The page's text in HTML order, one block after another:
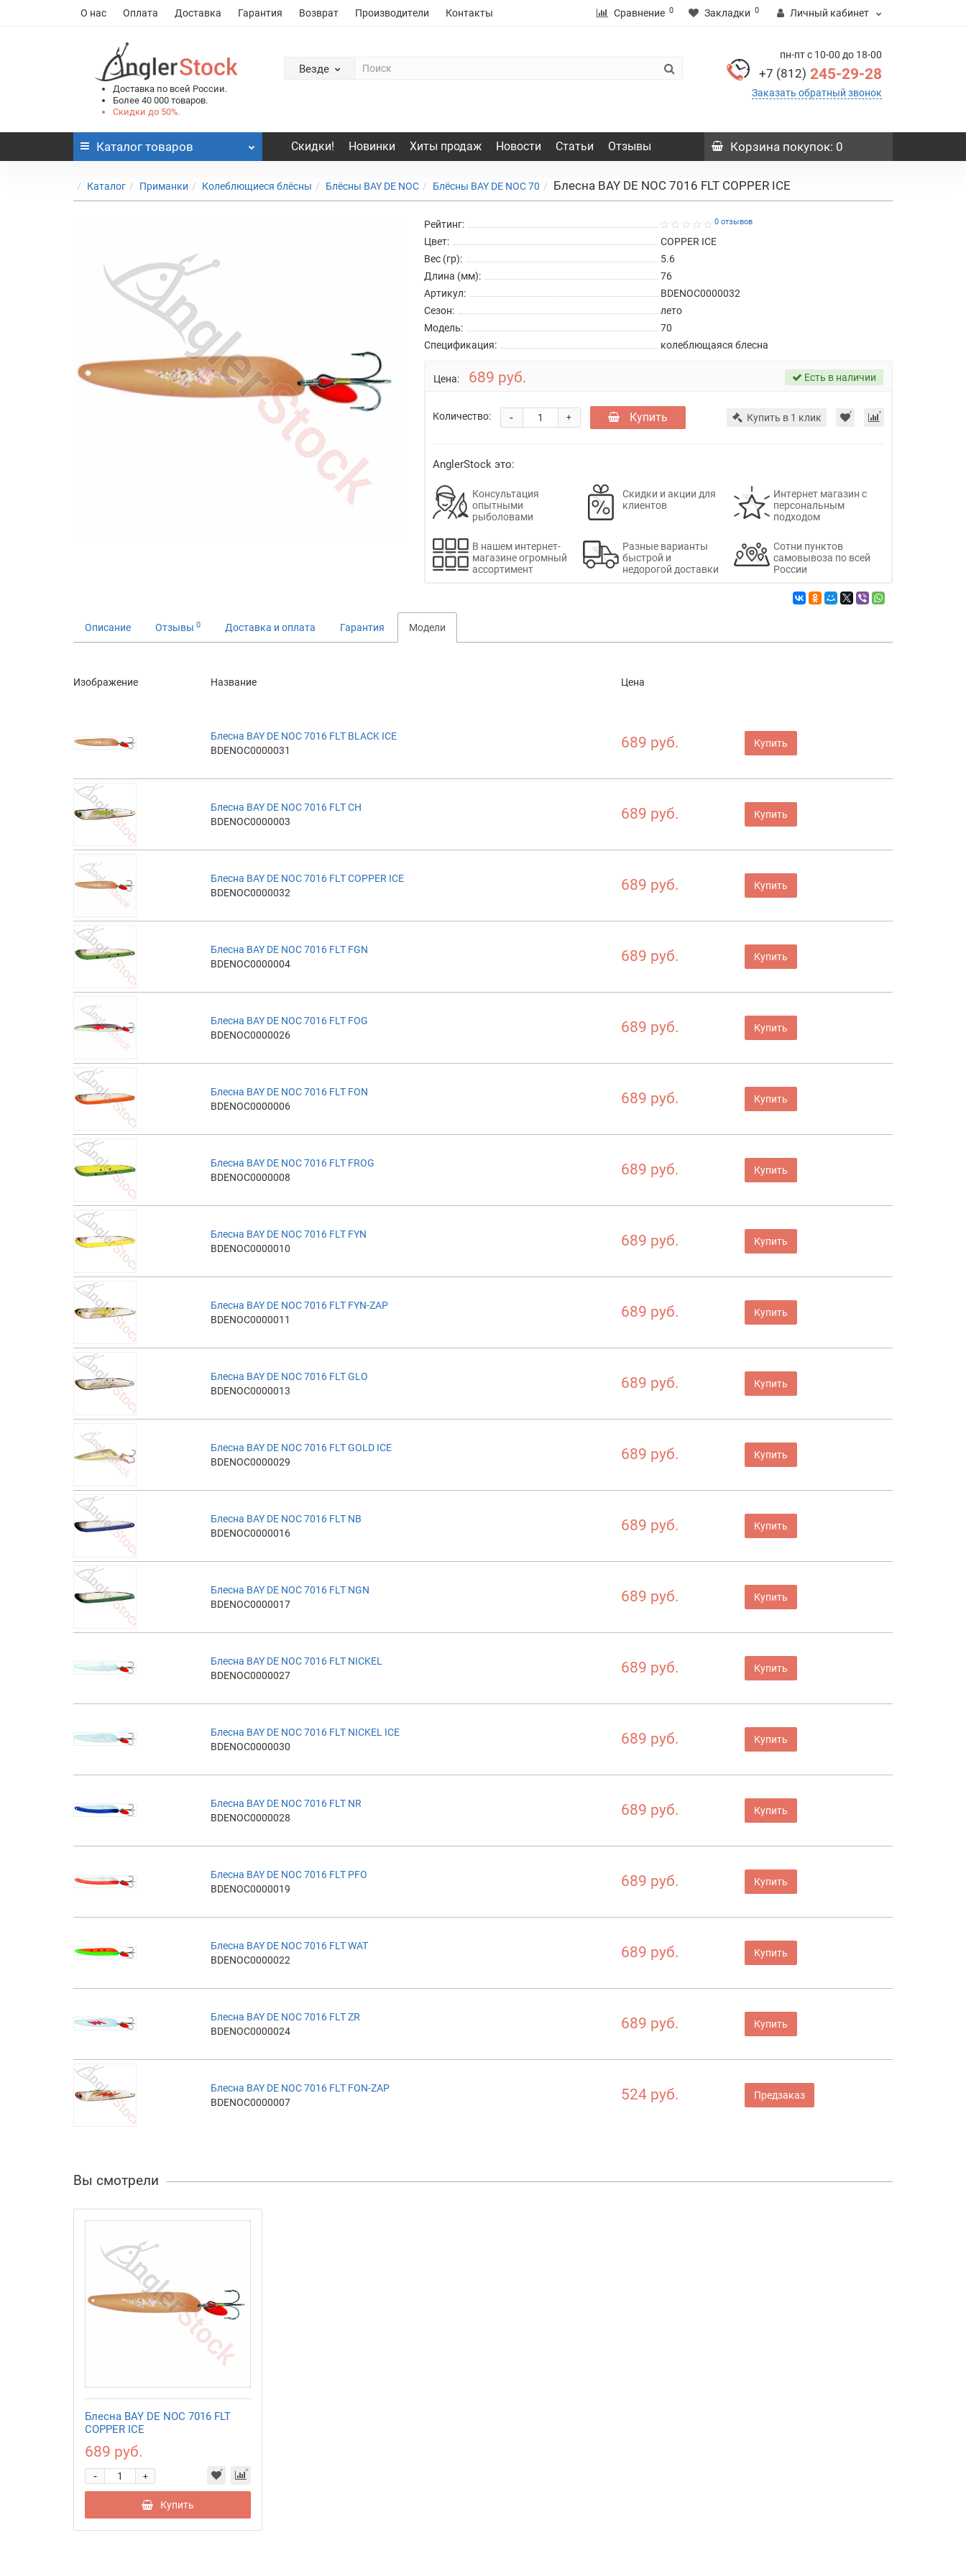
О нас Оплата Доставка Гарантия Возврат Производители Контакты Сравнение 0 Закладки 0 Личный кабинет
Доставка по всей России.
Более 40 000 товаров.
Скидки до 50%.
Везде
пн-пт с 10-00 до 18-00
+7 (812) 245-29-28
Заказать обратный звонок
Каталог товаров Скидки! Новинки Хиты продаж Новости Статьи Отзывы Корзина покупок: 0
Каталог Приманки Колеблющиеся блёсны Блёсны BAY DE NOC Блёсны BAY DE NOC 70 Блесна BAY DE NOC 7016 FLT COPPER ICE
Рейтинг: 0 отзывов
Цвет:
COPPER ICE
Вес (гр):
5.6
Длина (мм):
76
Артикул:
BDENOC0000032
Сезон:
лето
Модель:
70
Спецификация:
колеблющаяся блесна
Цена: 689 руб. Есть в наличии
Количество: +
- Купить Купить в 1 клик
AnglerStock это:
Консультация
опытными
рыболовами
Скидки и акции для
клиентов
Интернет магазин с
персональным
подходом
В нашем интернет-
магазине огромный
ассортимент
Разные варианты
быстрой и
недорогой доставки
Сотни пунктов
самовывоза по всей
России
Описание Отзывы 0 Доставка и оплата Гарантия Модели
Изображение Название Цена
Блесна BAY DE NOC 7016 FLT BLACK ICE
BDENOC0000031
689 руб. Купить
Блесна BAY DE NOC 7016 FLT CH
BDENOC0000003
689 руб. Купить
Блесна BAY DE NOC 7016 FLT COPPER ICE
BDENOC0000032
689 руб. Купить
Блесна BAY DE NOC 7016 FLT FGN
BDENOC0000004
689 руб. Купить
Блесна BAY DE NOC 7016 FLT FOG
BDENOC0000026
689 руб. Купить
Блесна BAY DE NOC 7016 FLT FON
BDENOC0000006
689 руб. Купить
Блесна BAY DE NOC 7016 FLT FROG
BDENOC0000008
689 руб. Купить
Блесна BAY DE NOC 7016 FLT FYN
BDENOC0000010
689 руб. Купить
Блесна BAY DE NOC 7016 FLT FYN-ZAP
BDENOC0000011
689 руб. Купить
Блесна BAY DE NOC 7016 FLT GLO
BDENOC0000013
689 руб. Купить
Блесна BAY DE NOC 7016 FLT GOLD ICE
BDENOC0000029
689 руб. Купить
Блесна BAY DE NOC 7016 FLT NB
BDENOC0000016
689 руб. Купить
Блесна BAY DE NOC 7016 FLT NGN
BDENOC0000017
689 руб. Купить
Блесна BAY DE NOC 7016 FLT NICKEL
BDENOC0000027
689 руб. Купить
Блесна BAY DE NOC 7016 FLT NICKEL ICE
BDENOC0000030
689 руб. Купить
Блесна BAY DE NOC 7016 FLT NR
BDENOC0000028
689 руб. Купить
Блесна BAY DE NOC 7016 FLT PFO
BDENOC0000019
689 руб. Купить
Блесна BAY DE NOC 7016 FLT WAT
BDENOC0000022
689 руб. Купить
Блесна BAY DE NOC 7016 FLT ZR
BDENOC0000024
689 руб. Купить
Блесна BAY DE NOC 7016 FLT FON-ZAP
BDENOC0000007
524 руб. Предзаказ
Вы смотрели
Блесна BAY DE NOC 7016 FLT
COPPER ICE
689 руб.
+
-
Купить